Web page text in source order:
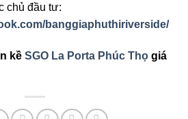
chủ đầu tư:
banggiaphuthiriverside/
kề SGO La Porta Phúc Thọ giá